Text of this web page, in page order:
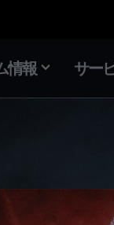
情報 サー